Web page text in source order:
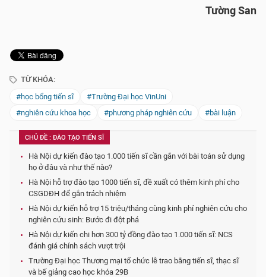
Tường San
TỪ KHÓA:
#học bổng tiến sĩ
#Trường Đại học VinUni
#nghiên cứu khoa học
#phương pháp nghiên cứu #bài luận
CHỦ ĐỀ : ĐÀO TẠO TIẾN SĨ
Hà Nội dự kiến đào tạo 1.000 tiến sĩ cần gắn với bài toán sử dụng
họ ở đâu và như thế nào?
Hà Nội hỗ trợ đào tạo 1000 tiến sĩ, đề xuất có thêm kinh phí cho
CSGDĐH để gắn trách nhiệm
Hà Nội dự kiến hỗ trợ 15 triệu/tháng cùng kinh phí nghiên cứu cho
nghiên cứu sinh: Bước đi đột phá
Hà Nội dự kiến chi hơn 300 tỷ đồng đào tạo 1.000 tiến sĩ: NCS
đánh giá chính sách vượt trội
Trường Đại học Thương mại tổ chức lễ trao bằng tiến sĩ, thạc sĩ
và bế giảng cao học khóa 29B